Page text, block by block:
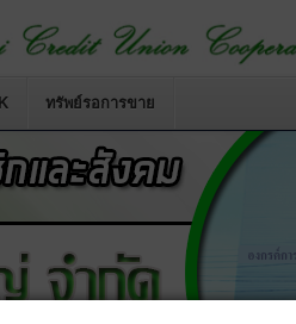
ทรัพย์รอการขาย